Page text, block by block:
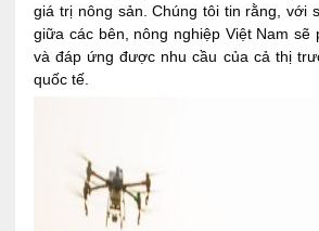
giá trị nông sản. Chúng tôi tin rằng, với
giữa các bên, nông nghiệp Việt Nam sẽ
và đáp ứng được nhu cầu của cả thị
quốc tế.